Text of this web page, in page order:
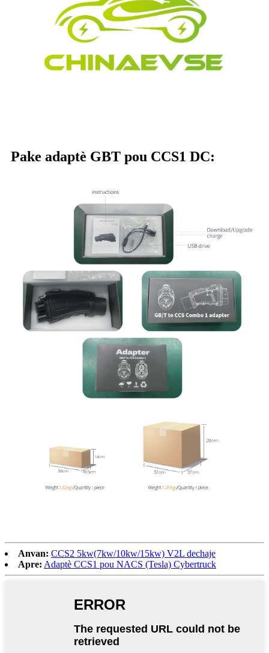
Pake adaptè GBT pou CCS1 DC:
Anvan: CCS2 5kw(7kw/10kw/15kw) V2L dechaje
Apre: Adaptè CCS1 pou NACS (Tesla) Cybertruck